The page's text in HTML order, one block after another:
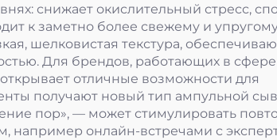
снижает окислительный стресс,
к заметно более свежему и упругому
шелковистая текстура,
Для брендов, работающих в сфере
отличные возможности для
получают новый тип ампульной
пор», — может стимулировать
онлайн-встречами с